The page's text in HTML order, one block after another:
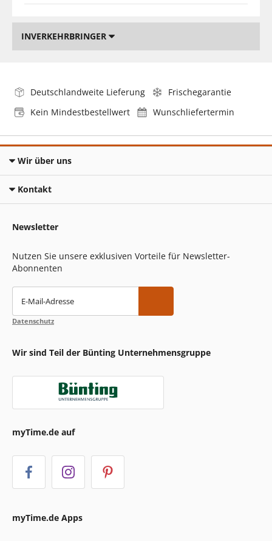
INVERKEHRBRINGER
Deutschlandweite Lieferung
Frischegarantie
Kein Mindestbestellwert
Wunschliefertermin
Wir über uns
Kontakt
Newsletter
Nutzen Sie unsere exklusiven Vorteile für Newsletter-
Abonnenten
E-Mail-Adresse
Datenschutz
Wir sind Teil der Bünting Unternehmensgruppe
myTime.de auf
myTime.de Apps